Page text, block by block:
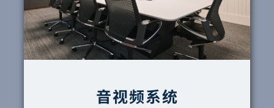
音视频系统